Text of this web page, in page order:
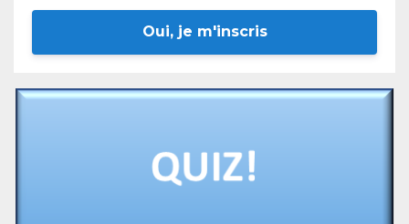
Oui, je m'inscris